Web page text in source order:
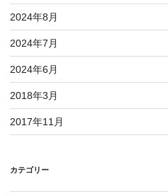
2024年8月
2024年7月
2024年6月
2018年3月
2017年11月
カテゴリー